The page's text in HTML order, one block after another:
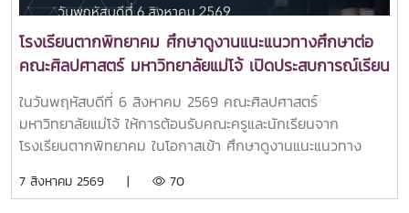
โรงเรียนตากพิทยาคม ศึกษาดูงานแนะแนวทางศึกษาต่อ
คณะศิลปศาสตร์ มหาวิทยาลัยแม่โจ้ เปิดประสบการณ์เรียน
รู้หลักสูตรระดับอุดมศึกษา
ในวันพฤหัสบดีที่ 6 สิงหาคม 2569 คณะศิลปศาสตร์
มหาวิทยาลัยแม่โจ้ ให้การต้อนรับคณะครูและนักเรียนจาก
โรงเรียนตากพิทยาคม ในโอกาสเข้า ศึกษาดูงานแนะแนวทาง
ศิลปศาสตร์ เพื่อเปิดโลกทัศน์และสร้างแรงบันดาลใจในการศึกษา
7 สิงหาคม 2569 | 70